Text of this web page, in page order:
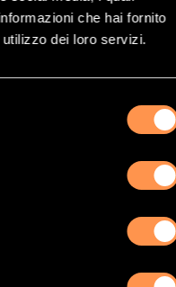
che hai fornito
dei loro servizi.
147